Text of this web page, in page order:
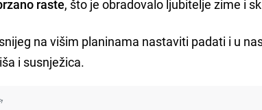
raste, što je obradovalo ljubitelje zime i
na višim planinama nastaviti padati i u
i susnježica.